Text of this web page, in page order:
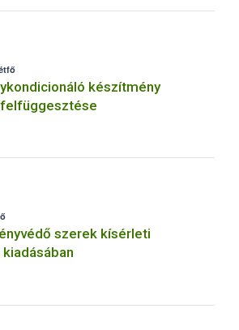
készítmény
szerek kísérleti